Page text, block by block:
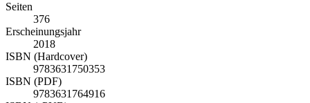
Seiten
376
Erscheinungsjahr
2018
ISBN (Hardcover)
9783631750353
ISBN (PDF)
9783631764916